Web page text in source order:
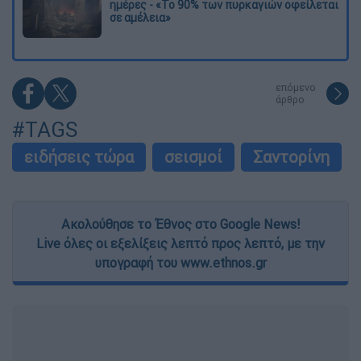
ημέρες - «Το 90% των πυρκαγιών οφείλεται
σε αμέλεια»
επόμενο
άρθρο
#TAGS
ειδήσεις τώρα σεισμοί Σαντορίνη
Ακολούθησε το Έθνος στο Google News!
Live όλες οι εξελίξεις λεπτό προς λεπτό, με την
υπογραφή του www.ethnos.gr